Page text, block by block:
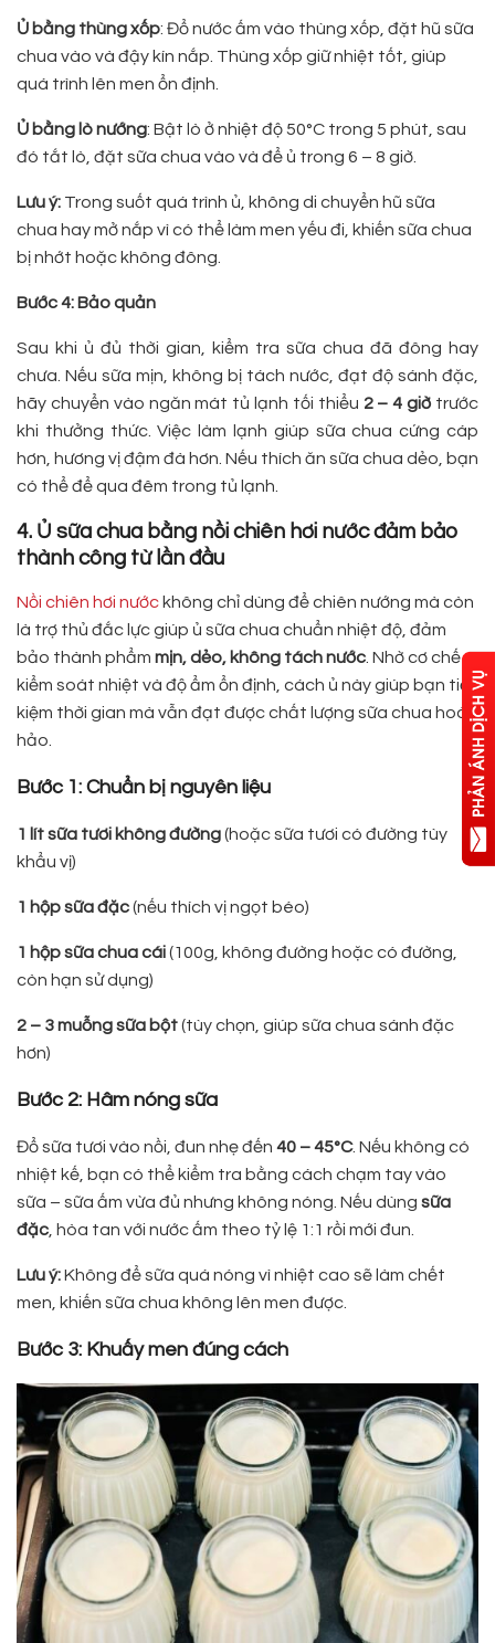
Ủ bằng thùng xốp: Đổ nước ấm vào thùng xốp, đặt hũ sữa
chua vào và đậy kín nắp. Thùng xốp giữ nhiệt tốt, giúp
quá trình lên men ổn định.
Ủ bằng lò nướng: Bật lò ở nhiệt độ 50°C trong 5 phút, sau
đó tắt lò, đặt sữa chua vào và để ủ trong 6 – 8 giờ.
Lưu ý: Trong suốt quá trình ủ, không di chuyển hũ sữa
chua hay mở nắp vì có thể làm men yếu đi, khiến sữa chua
bị nhớt hoặc không đông.
Bước 4: Bảo quản
Sau khi ủ đủ thời gian, kiểm tra sữa chua đã đông hay
chưa. Nếu sữa mịn, không bị tách nước, đạt độ sánh đặc,
hãy chuyển vào ngăn mát tủ lạnh tối thiểu 2 – 4 giờ trước
khi thưởng thức. Việc làm lạnh giúp sữa chua cứng cáp
hơn, hương vị đậm đà hơn. Nếu thích ăn sữa chua dẻo, bạn
có thể để qua đêm trong tủ lạnh.
4. Ủ sữa chua bằng nồi chiên hơi nước đảm bảo
thành công từ lần đầu
Nồi chiên hơi nước không chỉ dùng để chiên nướng mà còn
là trợ thủ đắc lực giúp ủ sữa chua chuẩn nhiệt độ, đảm
bảo thành phẩm mịn, dẻo, không tách nước . Nhờ cơ chế
kiểm soát nhiệt và độ ẩm ổn định, cách ủ này giúp bạn tiết
kiệm thời gian mà vẫn đạt được chất lượng sữa chua hoàn
hảo.
Bước 1: Chuẩn bị nguyên liệu
1 lít sữa tươi không đường(hoặc sữa tươi có đường tùy
khẩu vị)
1 hộp sữa đặc(nếu thích vị ngọt béo)
1 hộp sữa chua cái(100g, không đường hoặc có đường,
còn hạn sử dụng)
2 – 3 muỗng sữa bột(tùy chọn, giúp sữa chua sánh đặc
hơn)
Bước 2: Hâm nóng sữa
Đổ sữa tươi vào nồi, đun nhẹ đến 40 – 45°C. Nếu không có
nhiệt kế, bạn có thể kiểm tra bằng cách chạm tay vào
sữa – sữa ấm vừa đủ nhưng không nóng. Nếu dùng sữa
đặc , hòa tan với nước ấm theo tỷ lệ 1:1 rồi mới đun.
Lưu ý:Không để sữa quá nóng vì nhiệt cao sẽ làm chết
men, khiến sữa chua không lên men được.
Bước 3: Khuấy men đúng cách